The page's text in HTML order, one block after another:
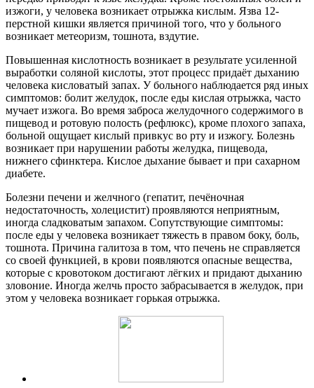
изжоги, у человека возникает отрыжка кислым. Язва 12-
перстной кишки является причиной того, что у больного
возникает метеоризм, тошнота, вздутие.
Повышенная кислотность возникает в результате усиленной
выработки соляной кислоты, этот процесс придаёт дыханию
человека кисловатый запах. У больного наблюдается ряд иных
симптомов: болит желудок, после еды кислая отрыжка, часто
мучает изжога. Во время заброса желудочного содержимого в
пищевод и ротовую полость (рефлюкс), кроме плохого запаха,
больной ощущает кислый привкус во рту и изжогу. Болезнь
возникает при нарушении работы желудка, пищевода,
нижнего сфинктера. Кислое дыхание бывает и при сахарном
диабете.
Болезни печени и желчного (гепатит, печёночная
недостаточность, холецистит) проявляются неприятным,
иногда сладковатым запахом. Сопутствующие симптомы:
после еды у человека возникает тяжесть в правом боку, боль,
тошнота. Причина галитоза в том, что печень не справляется
со своей функцией, в крови появляются опасные вещества,
которые с кровотоком достигают лёгких и придают дыханию
зловоние. Иногда желчь просто забрасывается в желудок, при
этом у человека возникает горькая отрыжка.